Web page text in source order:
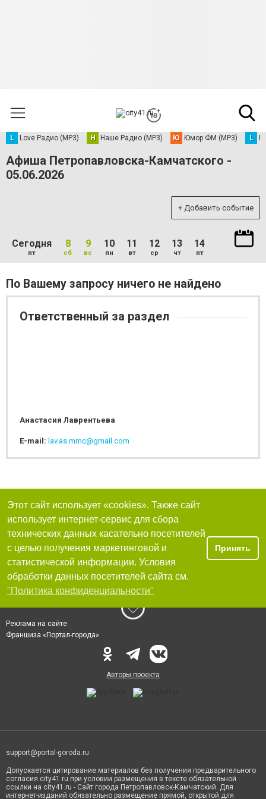
L Love Радио (MP3) Н Наше Радио (MP3) Ю Юмор ФМ (MP3) L
Афиша Петропавловска-Камчатского -
05.06.2026
+ Добавить событие
Сегодня
пт
8
сб
9
вс
10
пн
11
вт
12
ср
13
чт
14
пт
По Вашему запросу ничего не найдено
Ответственный за раздел
Анастасия Лаврентьева
E-mail: lav.as.mmc@gmail.com
Этот сайт использует «cookies». Также сайт
использует интернет-сервис для сбора
технических данных касательно посетителей
с целью получения маркетинговой и
статистической информации. Условия
обработки данных посетителей сайта см.
"Политика конфиденциальности"
Принять
Реклама на сайте
Франшиза «Портал-города»
Авторы проекта
support@portal-goroda.ru
Допускается цитирование материалов без получения предварительного
согласия city41.ru при условии размещения в тексте обязательной
ссылки на city41.ru - Сайт города Петропавловск-Камчатский. Для
интернет-изданий обязательно размещение прямой, открытой для